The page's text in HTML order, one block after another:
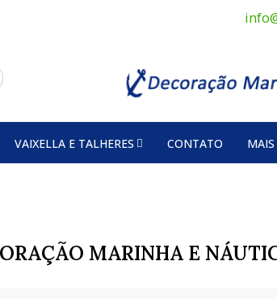
VAIXELLA E TALHERES CONTATO
MARINHA E